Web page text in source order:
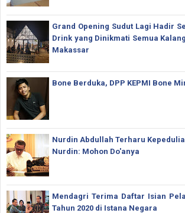
Grand Opening Sudut Lagi Hadir
Drink yang Dinikmati Semua
Makassar
Bone Berduka, DPP KEPMI Bone
Nurdin Abdullah Terharu
Nurdin: Mohon Do'anya
Mendagri Terima Daftar Isian
Tahun 2020 di Istana Negara